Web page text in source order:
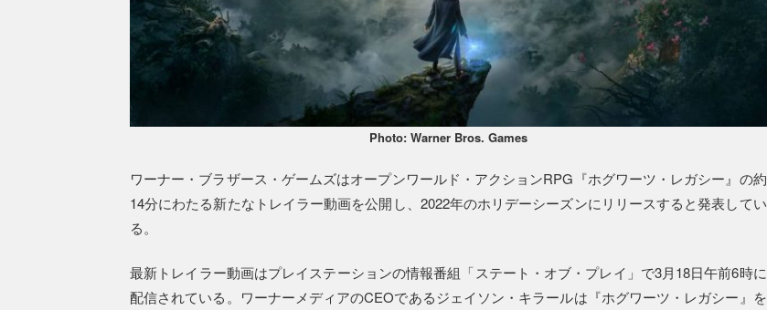
Photo: Warner Bros. Games
ワーナー・ブラザース・ゲームズはオープンワールド・アクションRPG『ホグワーツ・レガシー』の約
14分にわたる新たなトレイラー動画を公開し、2022年のホリデーシーズンにリリースすると発表してい
る。
最新トレイラー動画はプレイステーションの情報番組「ステート・オブ・プレイ」で3月18日午前6時に
配信されている。ワーナーメディアのCEOであるジェイソン・キラールは『ホグワーツ・レガシー』を